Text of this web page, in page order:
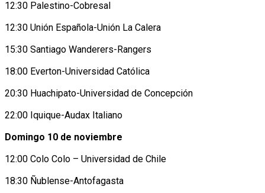
12:30 Palestino-Cobresal
12:30 Unión Española-Unión La Calera
15:30 Santiago Wanderers-Rangers
18:00 Everton-Universidad Católica
20:30 Huachipato-Universidad de Concepción
22:00 Iquique-Audax Italiano
Domingo 10 de noviembre
12:00 Colo Colo – Universidad de Chile
18:30 Ñublense-Antofagasta